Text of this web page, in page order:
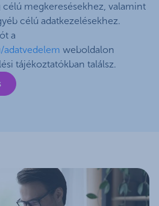
megkeresésekhez, valamint
célú adatkezelésekhez.
a
weboldalon
tájékoztatókban találsz.